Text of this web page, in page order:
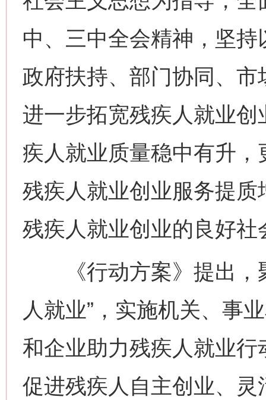
中、三中全会精神，坚
政府扶持、部门协同、
进一步拓宽残疾人就业
疾人就业质量稳中有升
残疾人就业创业服务提
残疾人就业创业的良好社
《行动方案》提出，
人就业”，实施机关、事
和企业助力残疾人就业行
促进残疾人自主创业、